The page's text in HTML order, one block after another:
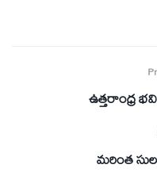
ఉత్తరాంధ్ర
మరింత